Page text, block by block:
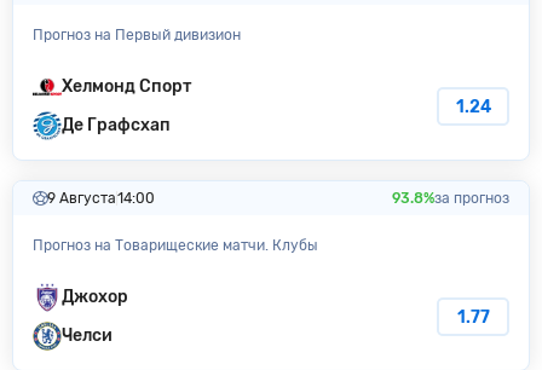
Прогноз на Первый дивизион
Хелмонд Спорт
Де Графсхап
1.24
9 Августа14:00 93.8%за прогноз
Прогноз на Товарищеские матчи. Клубы
Джохор
Челси
1.77